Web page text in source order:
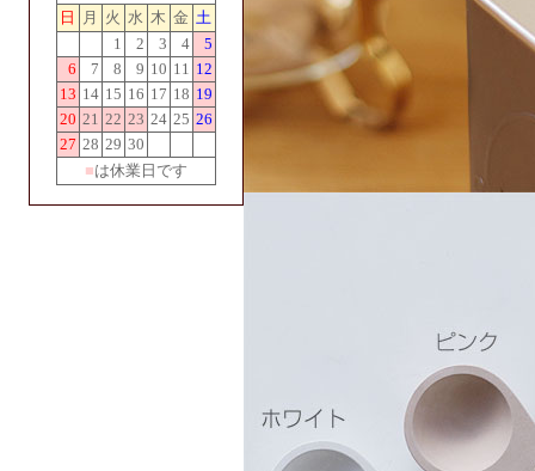
日
月 火 水 木 金 土
1
2 3 4
5
6
7 8 9 10 11 12
13 14 15 16 17 18 19
20 21 22 23 24 25 26
27 28 29 30
■は休業日です